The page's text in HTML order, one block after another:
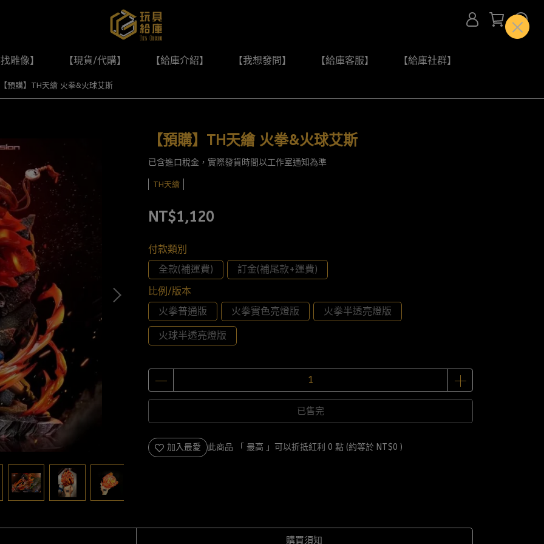
雕像】 【現貨/代購】 【給庫介紹】 【我想發問】 【給庫客服】 【給庫社群】
預購】TH天繪 火拳&火球艾斯
【預購】TH天繪 火拳&火球艾斯
已含進口稅金，實際發貨時間以工作室通知為準
TH天繪
NT$1,120
付款類別
全款(補運費)
訂金(補尾款+運費)
比例/版本
火拳普通版
火拳實色亮燈版 火拳半透亮燈版
火球半透亮燈版
已售完
加入最愛 此商品 「 最高 」可以折抵紅利 0 點 (約等於 NT$0 )
購買須知